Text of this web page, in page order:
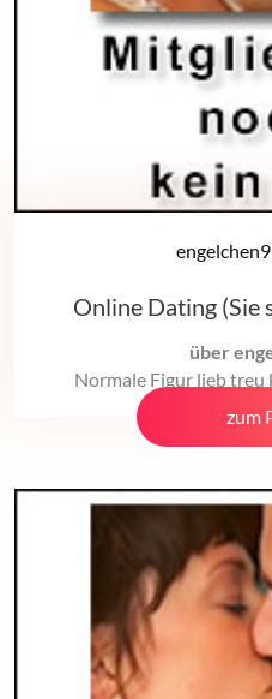
Online Dating (Sie
über
Normale Figur lieb
zum